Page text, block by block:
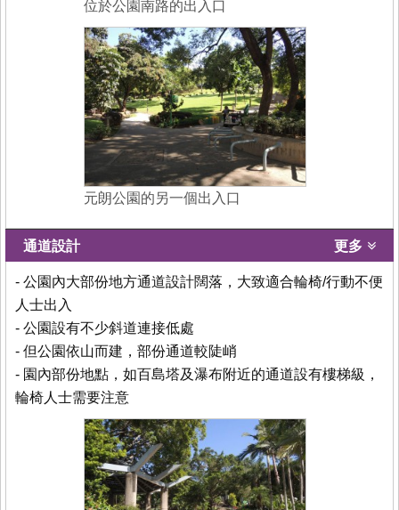
位於公園南路的出入口
元朗公園的另一個出入口
通道設計 更多
- 公園內大部份地方通道設計闊落，大致適合輪椅/行動不便
人士出入
- 公園設有不少斜道連接低處
- 但公園依山而建，部份通道較陡峭
- 園內部份地點，如百島塔及瀑布附近的通道設有樓梯級，
輪椅人士需要注意